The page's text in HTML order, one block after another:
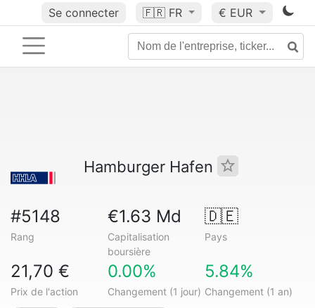
Se connecter 🇫🇷 FR € EUR
Hamburger Hafen
#5148
Rang
€1.63 Md
Capitalisation
boursière
🇩🇪
Pays
21,70 €
Prix de l'action
0.00%
Changement (1 jour)
5.84%
Changement (1 an)